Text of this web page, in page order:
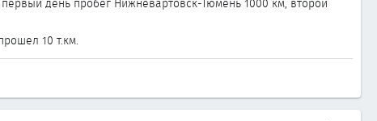
день пробег Нижневартовск-Тюмень 1000 км, второй
10 т.км.